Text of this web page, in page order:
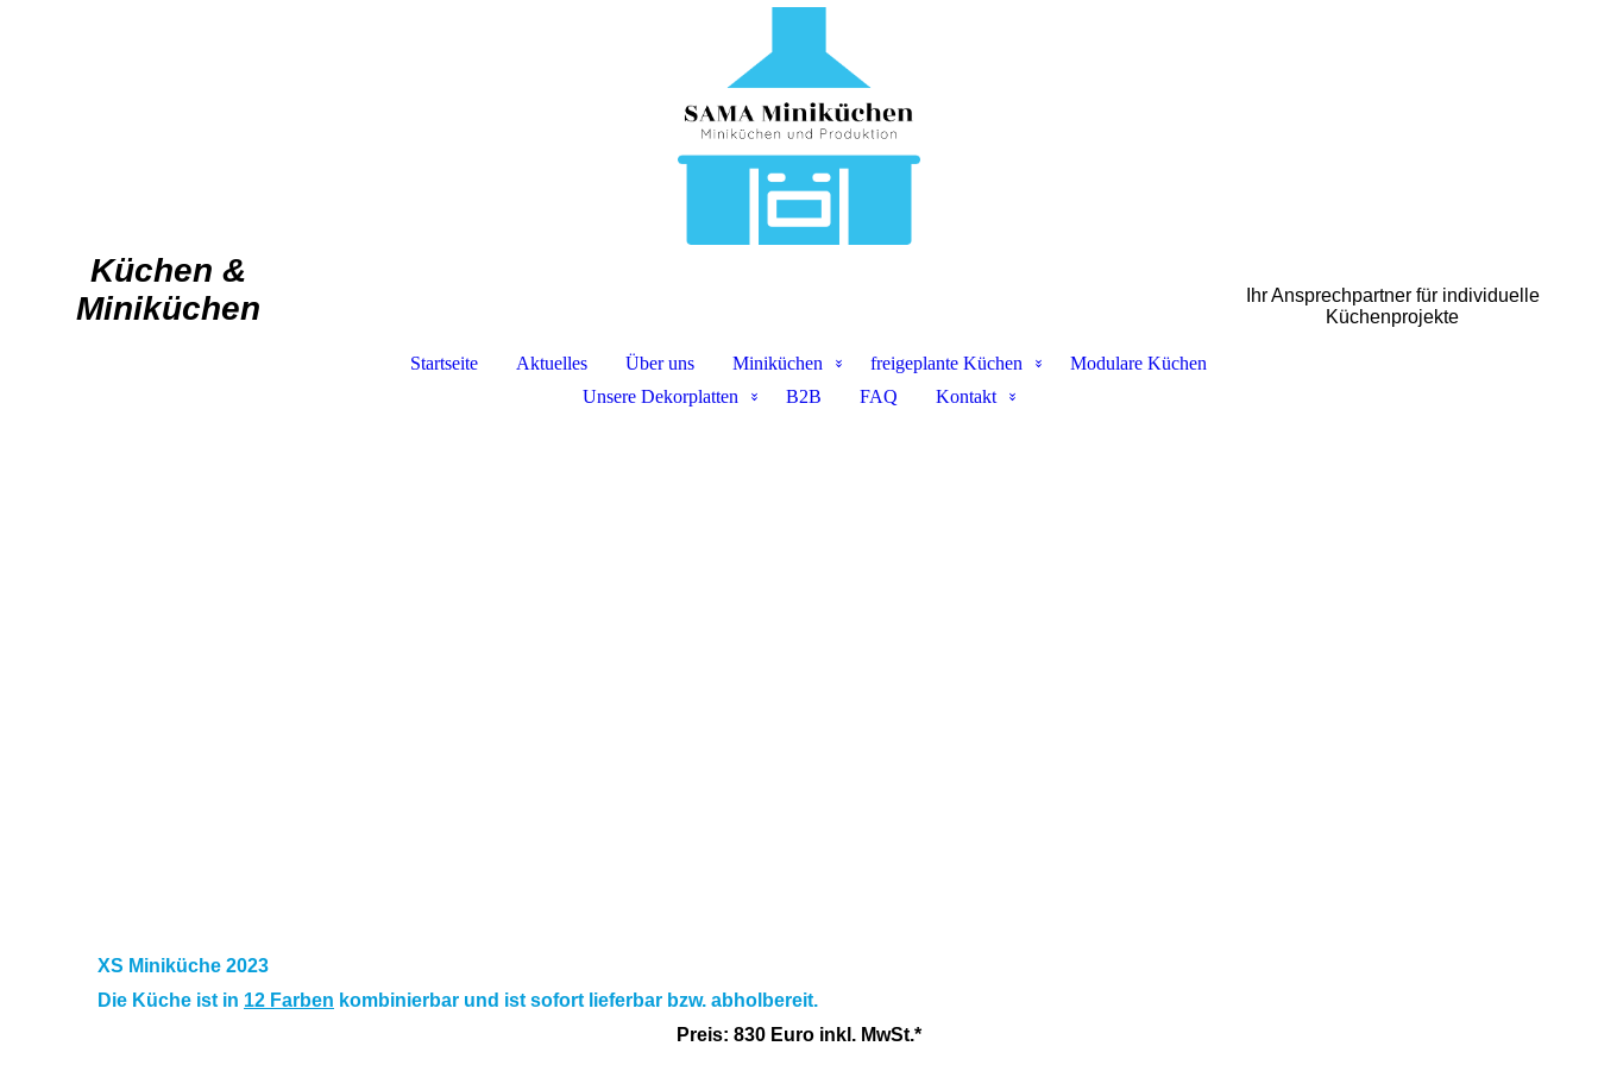
Küchen &
Miniküchen
Ihr Ansprechpartner für individuelle
Küchenprojekte
Startseite Aktuelles Über uns Miniküchen freigeplante Küchen
Modulare Küchen
Unsere Dekorplatten
B2B FAQ Kontakt
XS Miniküche 2023
Die Küche ist in 12 Farben kombinierbar und ist sofort lieferbar bzw. abholbereit.
Preis: 830 Euro inkl. MwSt.*